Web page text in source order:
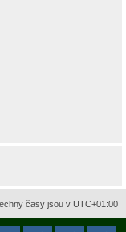
časy jsou v UTC+01:00